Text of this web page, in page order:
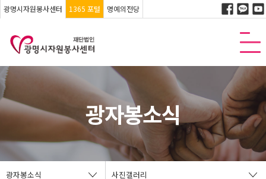
광명시자원봉사센터 1365 포털 명예의전당
광자봉소식
광자봉소식 사진갤러리